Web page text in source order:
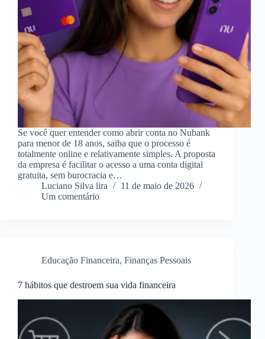
Se você quer entender como abrir conta no Nubank
para menor de 18 anos, saiba que o processo é
totalmente online e relativamente simples. A proposta
da empresa é facilitar o acesso a uma conta digital
gratuita, sem burocracia e…
Luciano Silva lira
11 de maio de 2026
Um comentário
Educação Financeira, Finanças Pessoais
7 hábitos que destroem sua vida financeira